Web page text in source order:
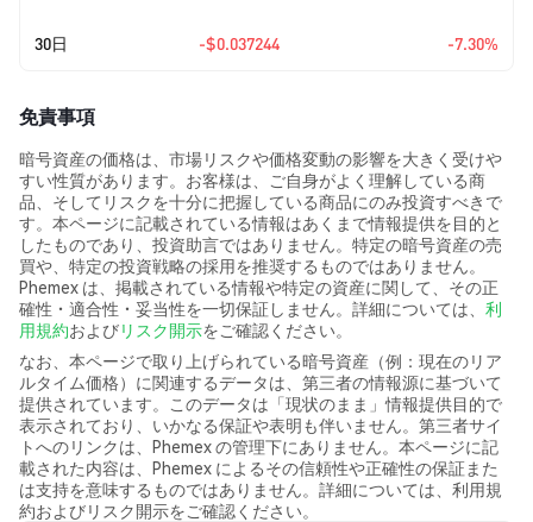
30日 -$0.037244 -7.30%
免責事項
暗号資産の価格は、市場リスクや価格変動の影響を大きく受けや
すい性質があります。お客様は、ご自身がよく理解している商
品、そしてリスクを十分に把握している商品にのみ投資すべきで
す。本ページに記載されている情報はあくまで情報提供を目的と
したものであり、投資助言ではありません。特定の暗号資産の売
買や、特定の投資戦略の採用を推奨するものではありません。
Phemex は、掲載されている情報や特定の資産に関して、その正
確性・適合性・妥当性を一切保証しません。詳細については、 利
用規約およびリスク開示をご確認ください。
なお、本ページで取り上げられている暗号資産（例：現在のリア
ルタイム価格）に関連するデータは、第三者の情報源に基づいて
提供されています。このデータは「現状のまま」情報提供目的で
表示されており、いかなる保証や表明も伴いません。第三者サイ
トへのリンクは、Phemex の管理下にありません。本ページに記
載された内容は、Phemex によるその信頼性や正確性の保証また
は支持を意味するものではありません。詳細については、利用規
約およびリスク開示をご確認ください。